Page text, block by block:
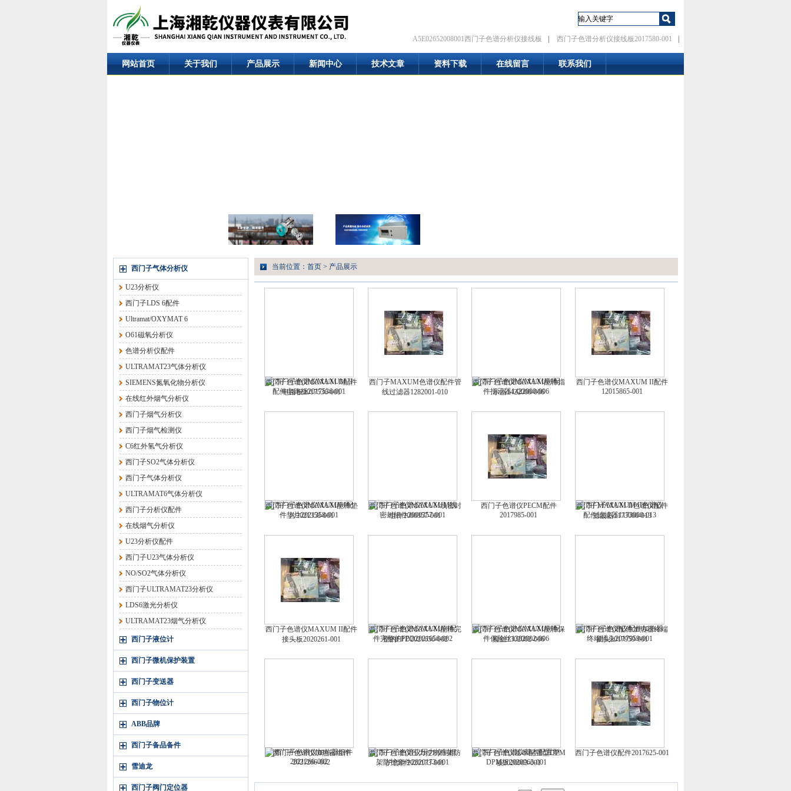
A5E02652008001西门子色谱分析仪接线板 西门子色谱分析仪接线板2017580-001
网站首页 关于我们 产品展示 新闻中心 技术文章 资料下载 在线留言 联系我们
西门子气体分析仪
U23分析仪
西门子LDS 6配件
Ultramat/OXYMAT 6
O61磁氧分析仪
色谱分析仪配件
ULTRAMAT23气体分析仪
SIEMENS氮氧化物分析仪
在线红外烟气分析仪
西门子烟气分析仪
西门子烟气检测仪
C6红外氢气分析仪
西门子SO2气体分析仪
西门子气体分析仪
ULTRAMAT6气体分析仪
西门子分析仪配件
在线烟气分析仪
U23分析仪配件
西门子U23气体分析仪
NO/SO2气体分析仪
西门子ULTRAMAT23分析仪
LDS6激光分析仪
ULTRAMAT23烟气分析仪
西门子液位计
西门子微机保护装置
西门子变送器
西门子物位计
ABB品牌
西门子备品备件
雪迪龙
西门子阀门定位器
当前位置： 首页 > 产品展示
西门子色谱仪MAXUM II配件
电路板2017536-001
西门子MAXUM色谱仪配件管
线过滤器1282001-010
西门子色谱仪MAXUM配件指
示器1422000-006
西门子色谱仪MAXUM II配件
12015865-001
西门子色谱仪MAXUM配件垫
片2021358-001
西门子色谱仪MAXUM线密封
组件2000357-001
西门子色谱仪PECM配件
2017985-001
西门子MAXUM II色谱仪配件
滤波器1173000-013
西门子色谱仪MAXUM II配件
接头板2020261-001
西门子色谱仪MAXUM配件完
整的FPD2021656-002
西门子色谱仪MAXUM配件保
险丝1302002-006
西门子色谱仪配件加热器终端
插头2017959-001
西门子色谱仪加热器组件
2021266-002
西门子色谱仪压力控制框架防
护套件2020173-001
西门子色谱仪基本配置型DPM
板2020963-001
西门子色谱仪配件2017625-001